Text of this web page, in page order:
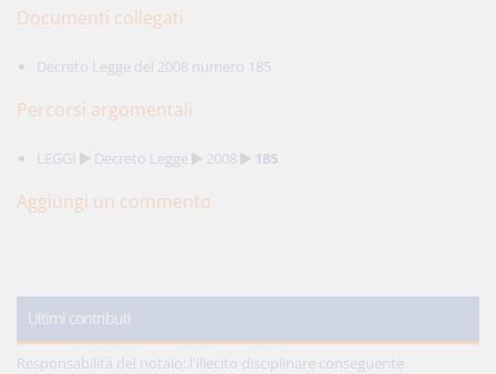
Documenti collegati
Decreto Legge del 2008 numero 185
Percorsi argomentali
LEGGI Decreto Legge 2008 185
Aggiungi un commento
Ultimi contributi
Responsabilità del notaio: l'illecito disciplinare conseguente